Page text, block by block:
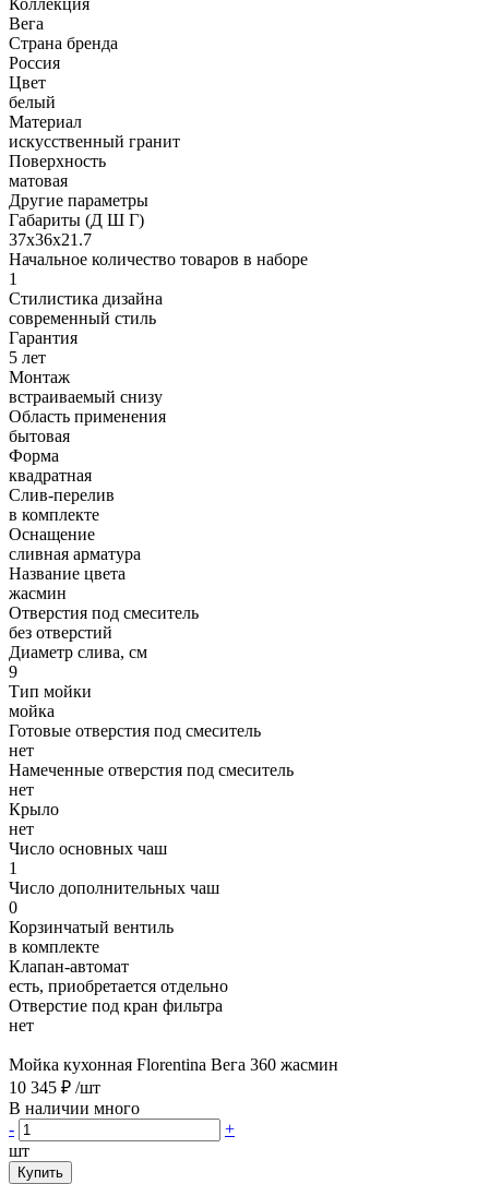
Вега
Страна бренда
Россия
Цвет
белый
Материал
искусственный гранит
Поверхность
матовая
Другие параметры
Габариты (Д Ш Г)
37х36х21.7
Начальное количество товаров в наборе
1
Стилистика дизайна
современный стиль
Гарантия
5 лет
Монтаж
встраиваемый снизу
Область применения
бытовая
Форма
квадратная
Слив-перелив
в комплекте
Оснащение
сливная арматура
Название цвета
жасмин
Отверстия под смеситель
без отверстий
Диаметр слива, см
9
Тип мойки
мойка
Готовые отверстия под смеситель
нет
Намеченные отверстия под смеситель
нет
Крыло
нет
Число основных чаш
1
Число дополнительных чаш
0
Корзинчатый вентиль
в комплекте
Клапан-автомат
есть, приобретается отдельно
Отверстие под кран фильтра
нет
Мойка кухонная Florentina Вега 360 жасмин
10 345 ₽ /шт
В наличии много
-
+
шт
Купить